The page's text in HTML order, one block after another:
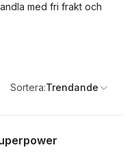
med fri frakt och
Sortera:Trendande